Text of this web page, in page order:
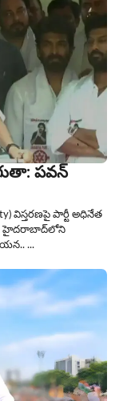
పవన్
విస్తరణపై పార్టీ అధినేత
హైదరాబాద్‌లోని
...